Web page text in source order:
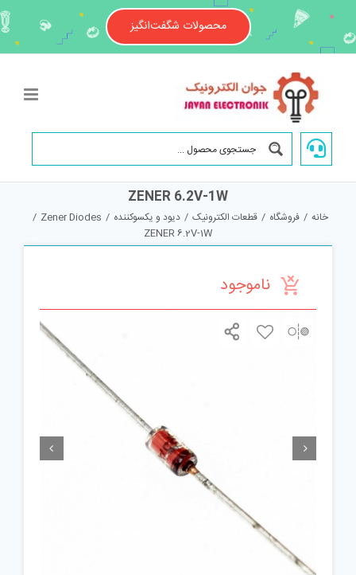
content
محصولات شگفت‌انگیز
ZENER 6.2V-1W
خانه / فروشگاه / قطعات الکترونیک / دیود و یکسوکننده /
Zener Diodes
/
ZENER 6.2V-1W
ناموجود
 